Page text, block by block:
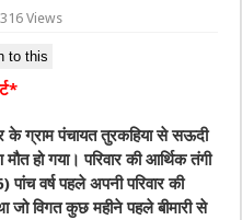
316 Views
to this
के ग्राम पंचायत तुरकहिया से सऊदी
हो गया। परिवार की आर्थिक तंगी
वर्ष पहले अपनी परिवार की
विगत कुछ महीने पहले बीमारी से